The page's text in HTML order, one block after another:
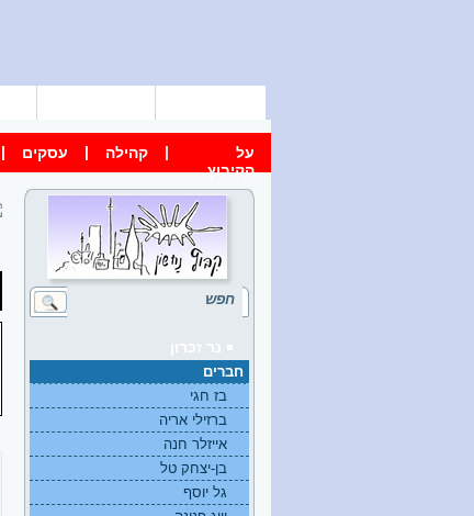
על
הקיבוץ
| קהילה | עסקים |
נר זכרון
חברים
בז חגי
ברזילי אריה
אייזלר חנה
בן-יצחק טל
גל יוסף